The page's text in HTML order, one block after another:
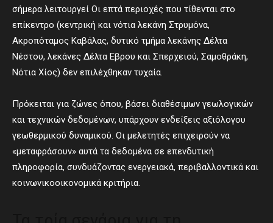
σήμερα λειτουργεί Οι επτά περιοχές που τίθενται στο
επίκεντρο (κεντρική και νότια λεκάνη Στρυμόνα,
Ακροπόταμος Καβάλας, δυτικό τμήμα λεκάνης Δέλτα
Νέστου, λεκάνες Δέλτα Εβρου και Σπερχειού, Σαμοθράκη,
Νότια Χίος) δεν επιλέχθηκαν τυχαία.
Πρόκειται για ζώνες όπου, βάσει διαθέσιμων γεωλογικών
και τεχνικών δεδομένων, υπάρχουν ενδείξεις αξιόλογου
γεωθερμικού δυναμικού. Οι μελετητές επιχειρούν να
«μεταφράσουν» αυτά τα δεδομένα σε επενδυτική
πληροφορία, συνδυάζοντας ενεργειακά, περιβαλλοντικά και
κοινωνικοοικονομικά κριτήρια.